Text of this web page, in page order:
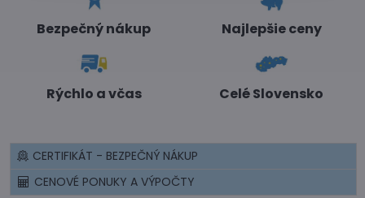
Bezpečný nákup Najlepšie ceny
Rýchlo a včas Celé Slovensko
CERTIFIKÁT - BEZPEČNÝ NÁKUP
CENOVÉ PONUKY A VÝPOČTY